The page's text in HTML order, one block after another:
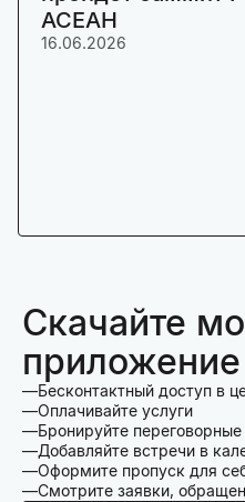
АСЕАН
16.06.2026
Скачайте
приложение
Бесконтактный доступ в
Оплачивайте услуги
Бронируйте
Добавляйте встречи в
Оформите пропуск для
Смотрите заявки,